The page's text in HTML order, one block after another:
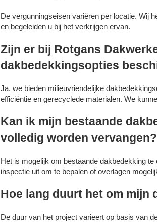
De vergunningseisen variëren per locatie. Wij
en begeleiden u bij het verkrijgen ervan.
Zijn er bij Rotgans
dakbedekkingsopties
Ja, we bieden milieuvriendelijke
efficiëntie en gerecyclede materialen. We
Kan ik mijn bestaande
volledig worden vervangen?
Het is mogelijk om bestaande dakbedekking
inspectie uit om te bepalen of overlagen
Hoe lang duurt het om mijn
De duur van het project varieert op basis van